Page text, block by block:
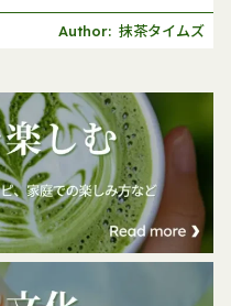
Author: 抹茶タイムズ